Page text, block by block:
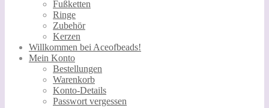
Fußketten
Ringe
Zubehör
Kerzen
Willkommen bei Aceofbeads!
Mein Konto
Bestellungen
Warenkorb
Konto-Details
Passwort vergessen